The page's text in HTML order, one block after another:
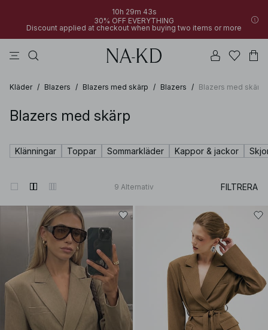
10h 29m 43s
30% OFF EVERYTHING
Discount applied at checkout when buying two items or more
Kläder / Blazers / Blazers med skärp / Blazers / Blazers med skärp
Blazers med skärp
Klänningar Toppar Sommarkläder Kappor & jackor
9 Alternativ FILTRERA